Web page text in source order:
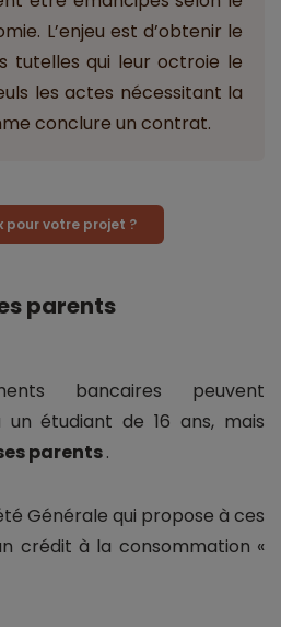
L’enjeu est d’obtenir le
tutelles qui leur octroie le
les actes nécessitant la
conclure un contrat.
pour votre projet ?
parents
bancaires peuvent
étudiant de 16 ans, mais
parents.
Générale qui propose à ces
crédit à la consommation «